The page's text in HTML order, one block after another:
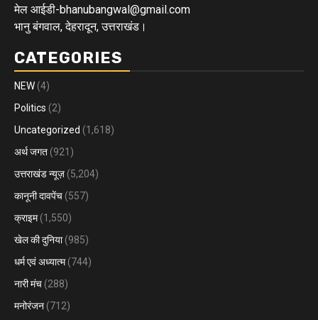
मेल आईडी-bhanubangwal@gmail.com
भानु बंगवाल, देहरादून, उत्तराखंड।
CATEGORIES
NEW (4)
Politics (2)
Uncategorized (1,618)
अर्थ जगत (921)
उत्तराखंड न्यूज़ (5,204)
कानूनी दावपेंच (557)
क्राइम(1,550)
खेल की दुनिया(985)
धर्म एवं अध्यात्म(744)
नारी मंच (288)
मनोरंजन (712)